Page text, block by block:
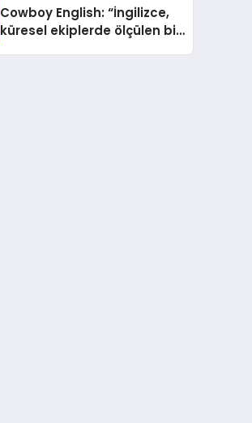
Cowboy English: “İngilizce,
küresel ekiplerde ölçülen bir